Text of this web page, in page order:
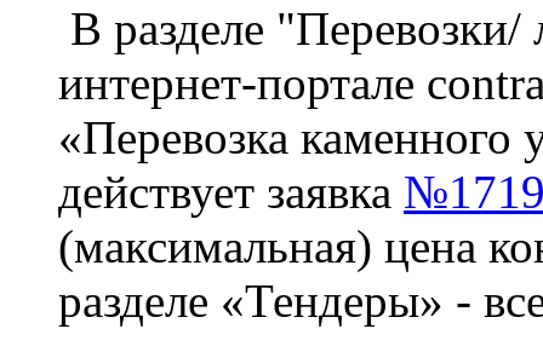
В разделе
интернет-портале
«Перевозка каменного
действует заявка
(максимальная) цена
разделе «Тендеры» -